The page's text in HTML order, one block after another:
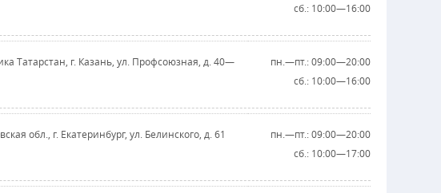
сб.: 10:00—16:00
Татарстан, г. Казань, ул. Профсоюзная, д. 40—
пн.—пт.: 09:00—20:00
сб.: 10:00—16:00
обл., г. Екатеринбург, ул. Белинского, д. 61
пн.—пт.: 09:00—20:00
сб.: 10:00—17:00